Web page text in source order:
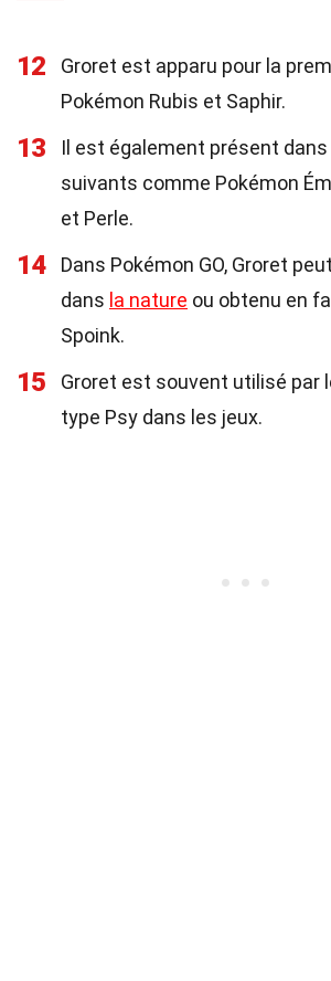
12
Groret est apparu pour la
Pokémon Rubis et Saphir.
13
Il est également présent
suivants comme Pokémon
et Perle.
14
Dans Pokémon GO, Groret
dans la nature ou obtenu en
Spoink.
15
Groret est souvent utilisé par
type Psy dans les jeux.